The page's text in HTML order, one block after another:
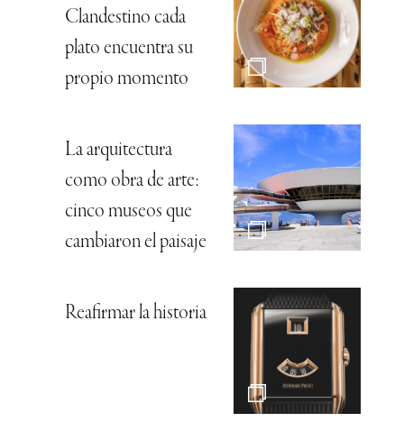
Clandestino cada
plato encuentra su
propio momento
La arquitectura
como obra de arte:
cinco museos que
cambiaron el paisaje
Reafirmar la historia